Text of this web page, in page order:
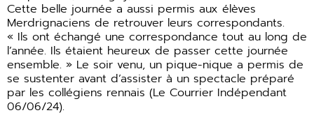
Cette belle journée a aussi permis aux élèves
Merdrignaciens de retrouver leurs correspondants.
« Ils ont échangé une correspondance tout au long de
l’année. Ils étaient heureux de passer cette journée
ensemble. » Le soir venu, un pique-nique a permis de
se sustenter avant d’assister à un spectacle préparé
par les collégiens rennais (Le Courrier Indépendant
06/06/24).